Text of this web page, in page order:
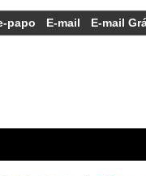
papo E-mail E-mail